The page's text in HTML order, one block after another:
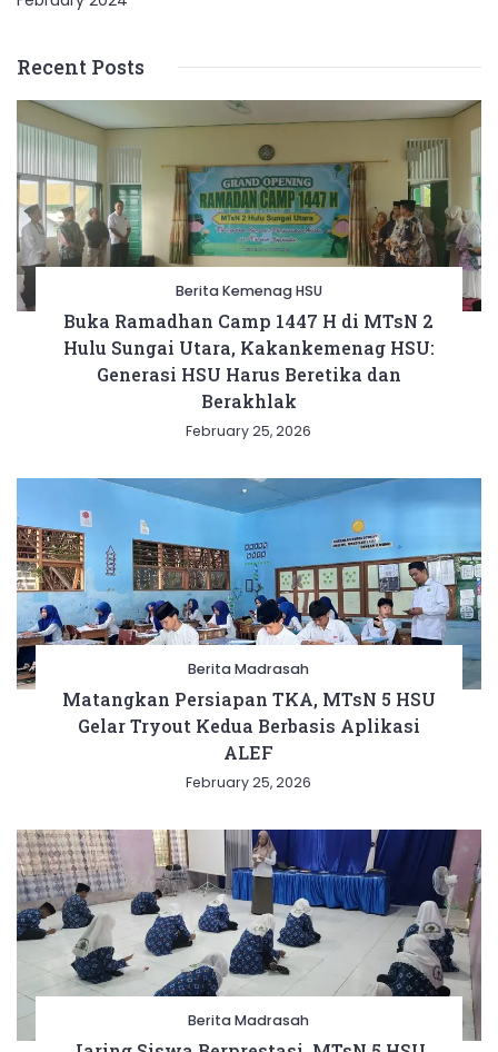
Recent Posts
Berita Kemenag HSU
Buka Ramadhan Camp 1447 H di MTsN 2
Hulu Sungai Utara, Kakankemenag HSU:
Generasi HSU Harus Beretika dan
Berakhlak
February 25, 2026
Berita Madrasah
Matangkan Persiapan TKA, MTsN 5 HSU
Gelar Tryout Kedua Berbasis Aplikasi
ALEF
February 25, 2026
Berita Madrasah